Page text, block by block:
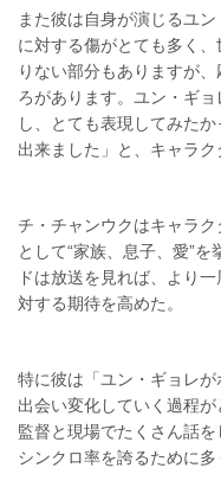
また彼は自身が演じるユ
に対する傷がとても多く
りない部分もありますが
ろがあります。ユン・ギ
し、とても表現してみた
出来ました」と、キャラク
チ・チャンウクはキャラ
として“家族、息子、愛”
ドは放送を見れば、より
対する期待を高めた。
特に彼は「ユン・ギョレ
出会い変化していく過程
監督と現場でたくさん話
シンクロ率を誇るために多